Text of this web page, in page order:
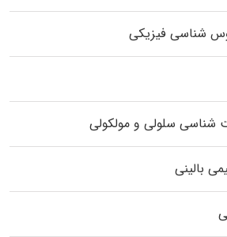
شناسی فیزیکی
شناسی سلولی و مولکولی
بالینی